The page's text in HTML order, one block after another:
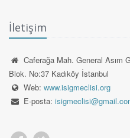
İletişim
Caferağa Mah. General Asım
Blok. No:37 Kadıköy İstanbul
Web: www.isigmeclisi.org
E-posta: